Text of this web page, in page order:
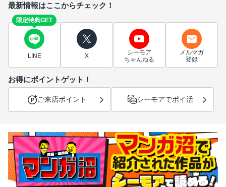
最新情報はここからチェック！
限定特典GET
LINE X
シーモア
ちゃんねる
メルマガ
登録
お得にポイントゲット！
ご来店ポイント シーモアでポイ活